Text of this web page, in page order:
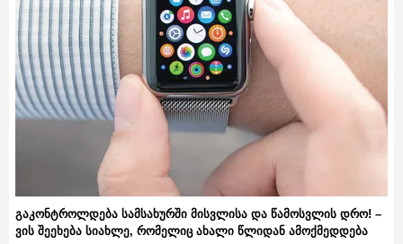
გაკონტროლდება სამსახურში მისვლისა და წამოსვლის დრო! –
ვის შეეხება სიახლე, რომელიც ახალი წლიდან ამოქმედდება